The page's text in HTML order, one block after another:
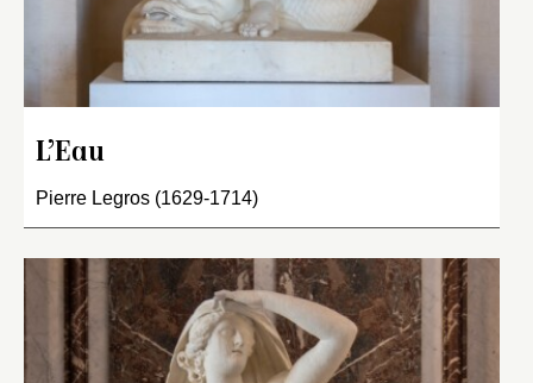
L’Eau
Pierre Legros (1629-1714)